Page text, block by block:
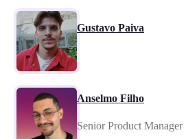
Gustavo Paiva
Anselmo Filho
Senior Product Manager